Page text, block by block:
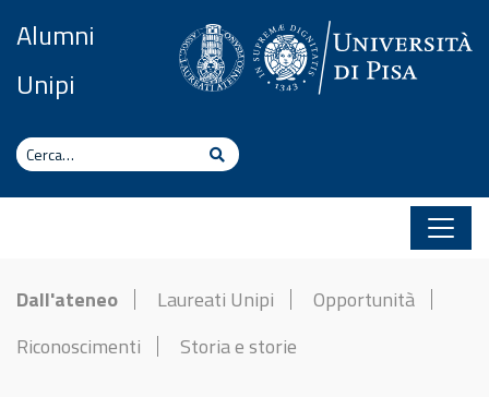
Alumni
Unipi
Cerca Cerca
Dall'ateneo Laureati Unipi
Opportunità
Riconoscimenti
Storia e storie